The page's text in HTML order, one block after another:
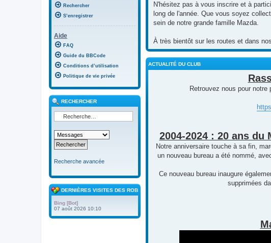
N'hésitez pas à vous inscrire et à
long de l'année. Que vous soyez
sein de notre grande famille Mazda.
À très bientôt sur les routes et dans
ACTUALITÉ DU CLUB
Retrouvez nous pour
2004-2024 : 20 ans
Notre anniversaire touche à sa fin,
un nouveau bureau a été nommé,
Ce nouveau bureau inaugure
supprimées
Rechercher
S’enregistrer
Aide
FAQ
Guide du BBCode
Conditions d’utilisation
Politique de vie privée
RECHERCHER
Recherche avancée
DERNIÈRES VISITES DES ROBOTS
Bing [Bot]
07 août 2026 10:10